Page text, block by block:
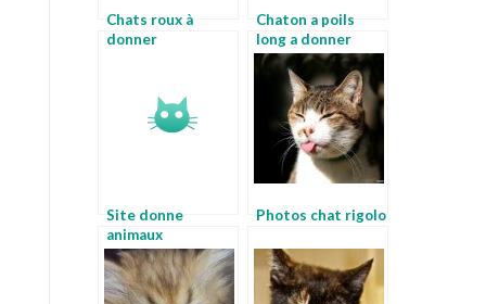
Chats roux à
donner
Chaton a poils
long a donner
Site donne
animaux
Photos chat rigolo